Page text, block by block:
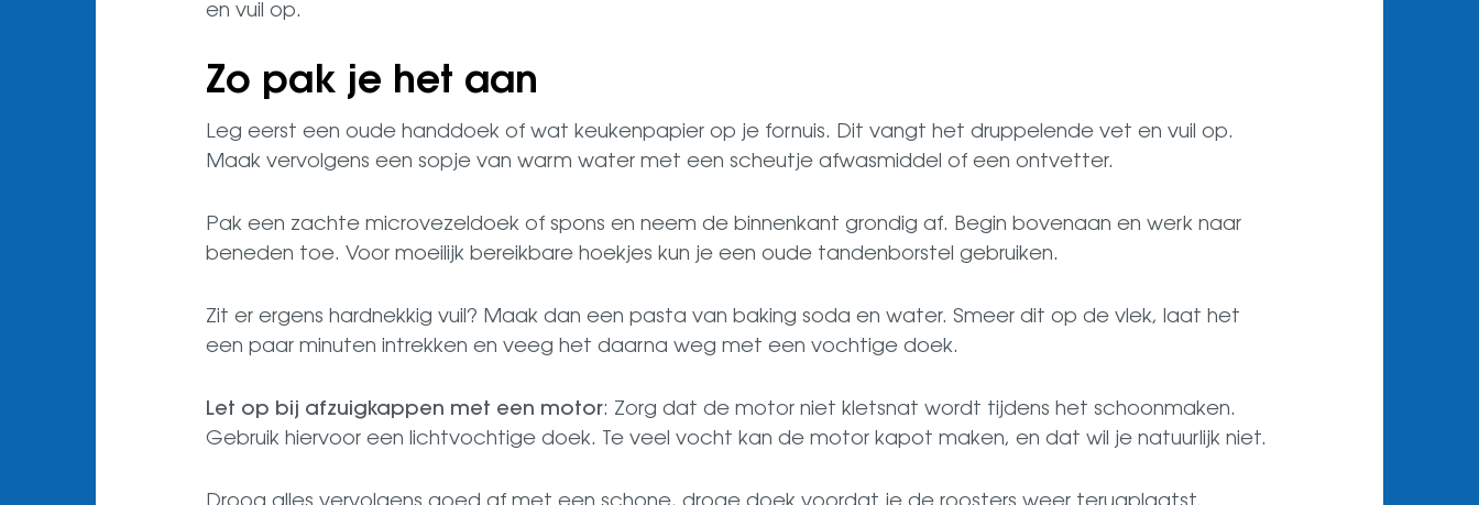
en vuil op.
Zo pak je het aan
Leg eerst een oude handdoek of wat keukenpapier op je fornuis. Dit vangt het druppelende vet en vuil op.
Maak vervolgens een sopje van warm water met een scheutje afwasmiddel of een ontvetter.
Pak een zachte microvezeldoek of spons en neem de binnenkant grondig af. Begin bovenaan en werk naar
beneden toe. Voor moeilijk bereikbare hoekjes kun je een oude tandenborstel gebruiken.
Zit er ergens hardnekkig vuil? Maak dan een pasta van baking soda en water. Smeer dit op de vlek, laat het
een paar minuten intrekken en veeg het daarna weg met een vochtige doek.
Let op bij afzuigkappen met een motor: Zorg dat de motor niet kletsnat wordt tijdens het schoonmaken.
Gebruik hiervoor een lichtvochtige doek. Te veel vocht kan de motor kapot maken, en dat wil je natuurlijk niet.
Droog alles vervolgens goed af met een schone, droge doek voordat je de roosters weer terugplaatst.